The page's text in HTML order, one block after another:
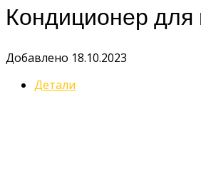
Кондиционер
Добавлено 18.10.2023
Детали